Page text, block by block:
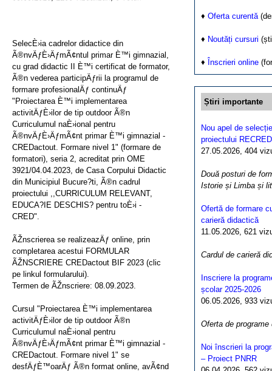
♦ Oferta curentă
♦ Noutăți cursuri
♦ Înscrieri online
Știri importante
Nou apel de
proiectului RECRED
27.05.2026, 404
Două posturi de
Istorie și Limba și
Ofertă de formare
carieră didactică
11.05.2026, 621
Cardul de carieră
Inscriere la
școlar 2025-2026
06.05.2026, 933
Oferta de programe
Noi înscrieri la
– Proiect PNRR
SelecÈ›ia cadrelor didactice din
Ã®nvÄƒÈ›ÄƒmÃ¢ntul primar È™i gimnazial,
cu grad didactic II È™i certificat de formator,
Ã®n vederea participÄƒrii la programul de
formare profesionalÄƒ continuÄƒ
"Proiectarea È™i implementarea
activitÄƒÈ›ilor de tip outdoor Ã®n
Curriculumul naÈ›ional pentru
Ã®nvÄƒÈ›ÄƒmÃ¢nt primar È™i gimnazial -
CREDactout. Formare nivel 1" (formare de
formatori), seria 2, acreditat prin OME
3921/04.04.2023, de Casa Corpului Didactic
din Municipiul Bucure?ti, Ã®n cadrul
proiectului ,,CURRICULUM RELEVANT,
EDUCA?IE DESCHIS? pentru toÈ›i -
CRED".
ÃŽnscrierea se realizeazÄƒ online, prin
completarea acestui FORMULAR
ÃŽNSCRIERE CREDactout BIF 2023 (clic
pe linkul formularului).
Termen de ÃŽnscriere: 08.09.2023.
Cursul "Proiectarea È™i implementarea
activitÄƒÈ›ilor de tip outdoor Ã®n
Curriculumul naÈ›ional pentru
Ã®nvÄƒÈ›ÄƒmÃ¢nt primar È™i gimnazial -
CREDactout. Formare nivel 1" se
desfÄƒÈ™oarÄƒ Ã®n format online, avÃ¢nd